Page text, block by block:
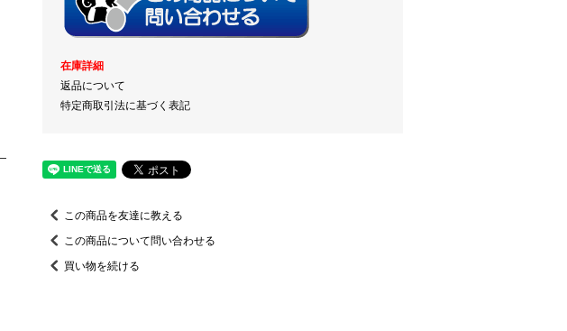
在庫詳細
返品について
特定商取引法に基づく表記
この商品を友達に教える
この商品について問い合わせる
買い物を続ける